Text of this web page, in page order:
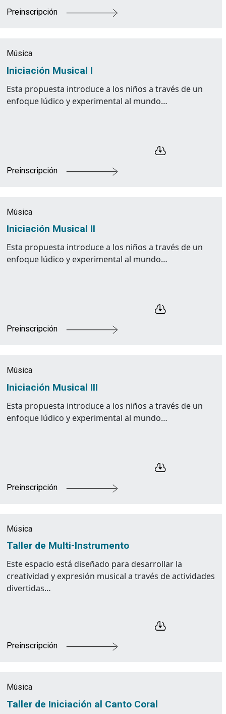
Preinscripción
Música
Iniciación Musical I
Esta propuesta introduce a los niños a través de un
enfoque lúdico y experimental al mundo…
Preinscripción
Música
Iniciación Musical II
Esta propuesta introduce a los niños a través de un
enfoque lúdico y experimental al mundo…
Preinscripción
Música
Iniciación Musical III
Esta propuesta introduce a los niños a través de un
enfoque lúdico y experimental al mundo…
Preinscripción
Música
Taller de Multi-Instrumento
Este espacio está diseñado para desarrollar la
creatividad y expresión musical a través de actividades
divertidas…
Preinscripción
Música
Taller de Iniciación al Canto Coral